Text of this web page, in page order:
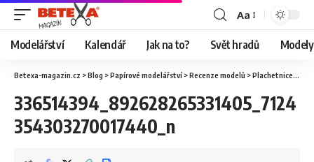
Aa
Modelářství Kalendář Jak na to? Svět hradů
Betexa-magazin.cz >Blog >Papírové modelářství >Recenze modelů >Plachetnice Saettia, WAK
336514394_892628265331405_7124
354303270017440_n